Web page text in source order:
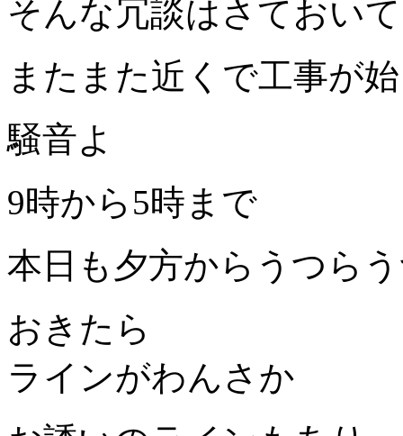
そんな冗談はさておいて
またまた近くで工事が
騒音よ
9時から5時まで
本日も夕方からうつら
おきたら
ラインがわんさか